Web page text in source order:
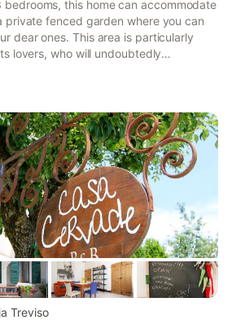
this home can accommodate
private fenced garden where you can
dear ones. This area is particularly
lovers, who will undoubtedly
away. Asolo also features a
For the summer, air conditions are
to keep you fresh...
Treviso